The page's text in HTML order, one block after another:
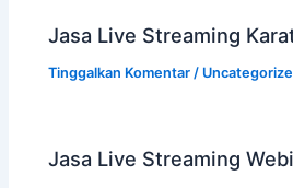
Jasa Live Streaming
Tinggalkan Komentar /
Jasa Live Streaming